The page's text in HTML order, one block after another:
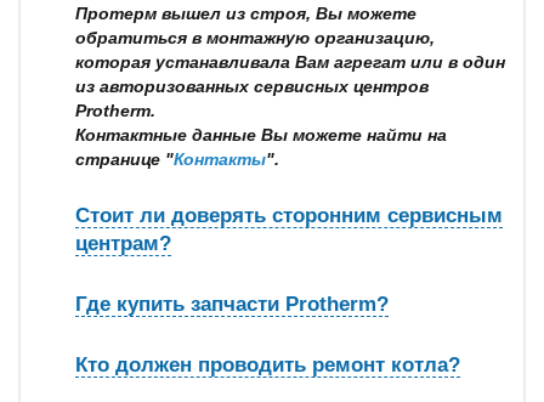
Протерм вышел из строя, Вы можете
обратиться в монтажную организацию,
которая устанавливала Вам агрегат или в один
из авторизованных сервисных центров
Protherm.
Контактные данные Вы можете найти на
странице "Контакты".
Стоит ли доверять сторонним сервисным
центрам?
Где купить запчасти Protherm?
Кто должен проводить ремонт котла?